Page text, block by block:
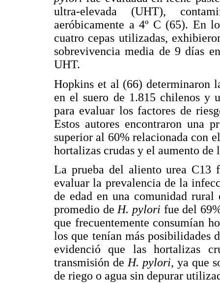
ultra-elevada (UHT),
aeróbicamente a 4º C (65). En
cuatro cepas utilizadas,
sobrevivencia media de 9 días
UHT.
Hopkins et al (66) determinaron
en el suero de 1.815 chilenos y
para evaluar los factores de
Estos autores encontraron una
superior al 60% relacionada con
hortalizas crudas y el aumento de
La prueba del aliento urea C13
evaluar la prevalencia de la
de edad en una comunidad
promedio de H. pylori fue del
que frecuentemente consumían
los que tenían más posibilidades
evidenció que las hortalizas
transmisión de H. pylori, ya que
de riego o agua sin depurar